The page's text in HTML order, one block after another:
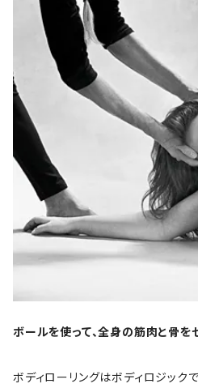
ボールを使って、全身の筋肉と骨を
ボディローリングはボディロジック